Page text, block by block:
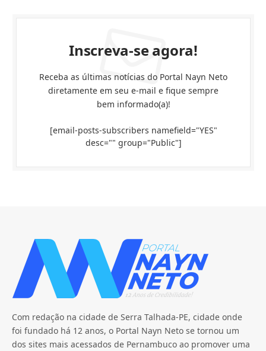
Inscreva-se agora!
Receba as últimas notícias do Portal Nayn Neto
diretamente em seu e-mail e fique sempre
bem informado(a)!
[email-posts-subscribers namefield="YES"
desc="" group="Public"]
Com redação na cidade de Serra Talhada-PE, cidade onde
foi fundado há 12 anos, o Portal Nayn Neto se tornou um
dos sites mais acessados de Pernambuco ao promover uma